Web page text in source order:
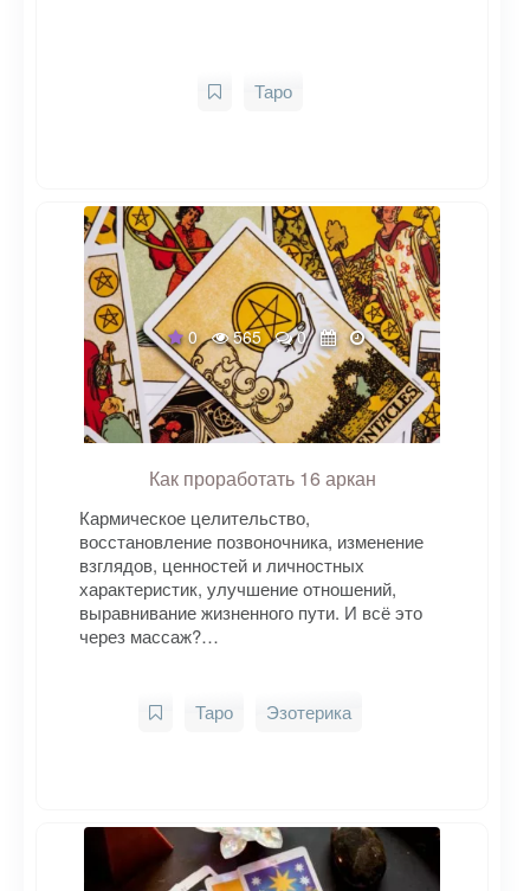
Таро
0 565 0
Как проработать 16 аркан
Кармическое целительство,
восстановление позвоночника, изменение
взглядов, ценностей и личностных
характеристик, улучшение отношений,
выравнивание жизненного пути. И всё это
через массаж?…
Таро Эзотерика